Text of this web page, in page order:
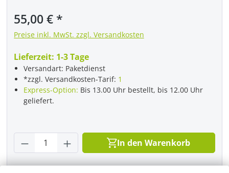
Regulärer Preis:
55,00 €
Preise inkl. MwSt. zzgl. Versandkosten
Lieferzeit: 1-3 Tage
Versandart: Paketdienst
*zzgl. Versandkosten-Tarif: 1
Express-Option: Bis 13.00 Uhr bestellt, bis 12.00 Uhr
geliefert.
Produkt Anzahl: Gib den gewünschten
In den Warenkorb